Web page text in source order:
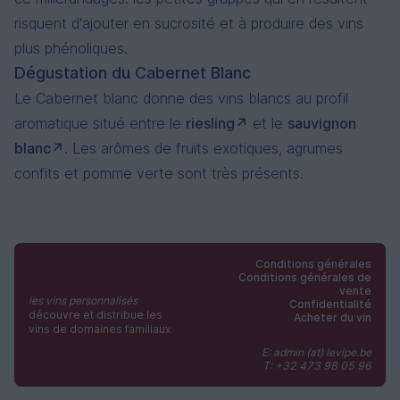
risquent d'ajouter en sucrosité et à produire des vins
plus phénoliques.
Dégustation du Cabernet Blanc
Le Cabernet blanc donne des vins blancs au profil
aromatique situé entre le riesling et le sauvignon
blanc
. Les arômes de fruits exotiques, agrumes
confits et pomme verte sont très présents.
les vins personnalisés
découvre et distribue les
vins de domaines familiaux
Conditions générales
Conditions générales de
vente
Confidentialité
Acheter du vin
E: admin (at) levipe.be
T: +32 473 98 05 96